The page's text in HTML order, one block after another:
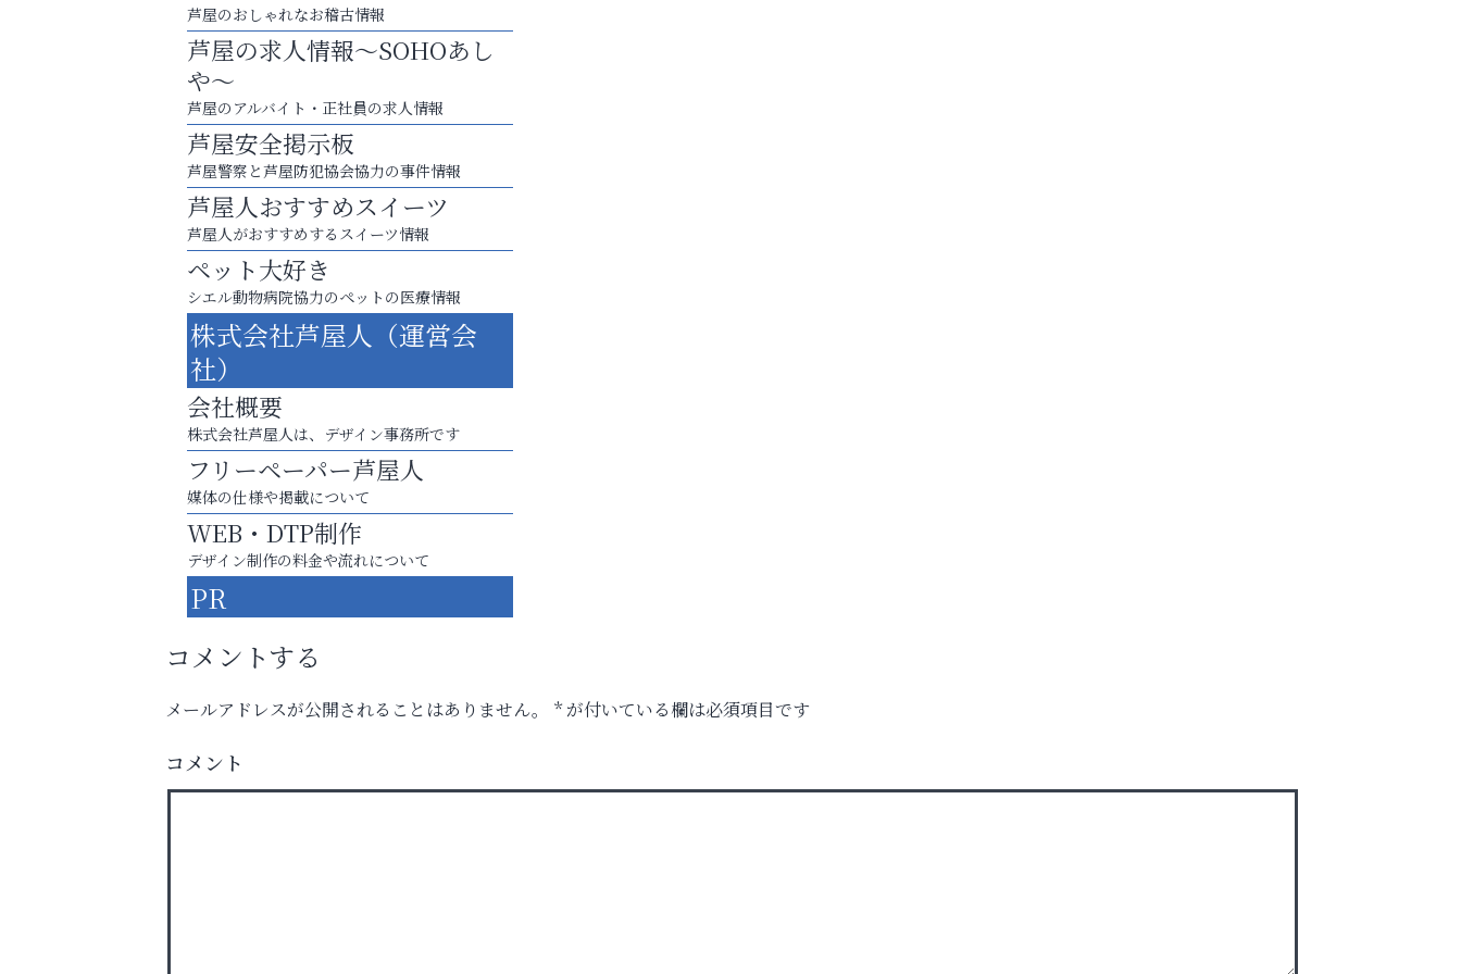
猫背･側弯、背骨の歪みを
整えませんか？
ラ・ミカ矯正歯科
口元から始まる、自分らしい毎日を
芦屋のおしゃれなお稽古情報
芦屋の求人情報～SOHOあし
や～
芦屋のアルバイト・正社員の求人情報
芦屋安全掲示板
芦屋警察と芦屋防犯協会協力の事件情報
芦屋人おすすめスイーツ
芦屋人がおすすめするスイーツ情報
ペット大好き
シエル動物病院協力のペットの医療情報
株式会社芦屋人（運営会
社）
会社概要
株式会社芦屋人は、デザイン事務所です
フリーペーパー芦屋人
媒体の仕様や掲載について
WEB・DTP制作
デザイン制作の料金や流れについて
PR
コメントする
メールアドレスが公開されることはありません。 *が付いている欄は必須項目です
コメント